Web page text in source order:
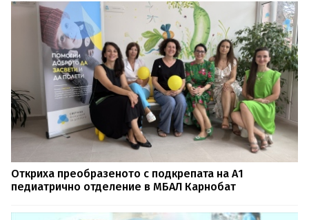
Откриха преобразеното с подкрепата на А1
педиатрично отделение в МБАЛ Карнобат